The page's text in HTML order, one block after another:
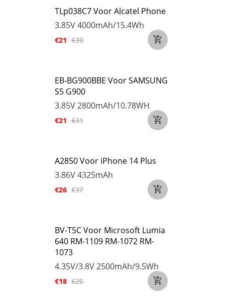
TLp038C7 Voor Alcatel Phone
3.85V4000mAh/15.4Wh
€21 €30
EB-BG900BBE Voor SAMSUNG
S5 G900
3.85V2800mAh/10.78WH
€21 €31
A2850 Voor iPhone 14 Plus
3.86V4325mAh
€26 €37
BV-T5C Voor Microsoft Lumia
640 RM-1109 RM-1072 RM-
1073
4.35V/3.8V2500mAh/9.5Wh
€18 €26